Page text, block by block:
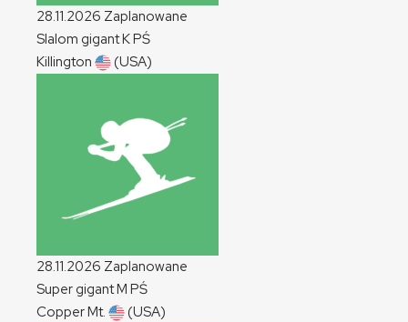
28.11.2026 Zaplanowane
Slalom gigantKPŚ
Killington
(USA)
28.11.2026 Zaplanowane
Super gigantM PŚ
Copper Mt.
(USA)